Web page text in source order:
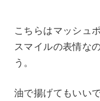
こちらはマッシュ
スマイルの表情な
う。
油で揚げてもいい